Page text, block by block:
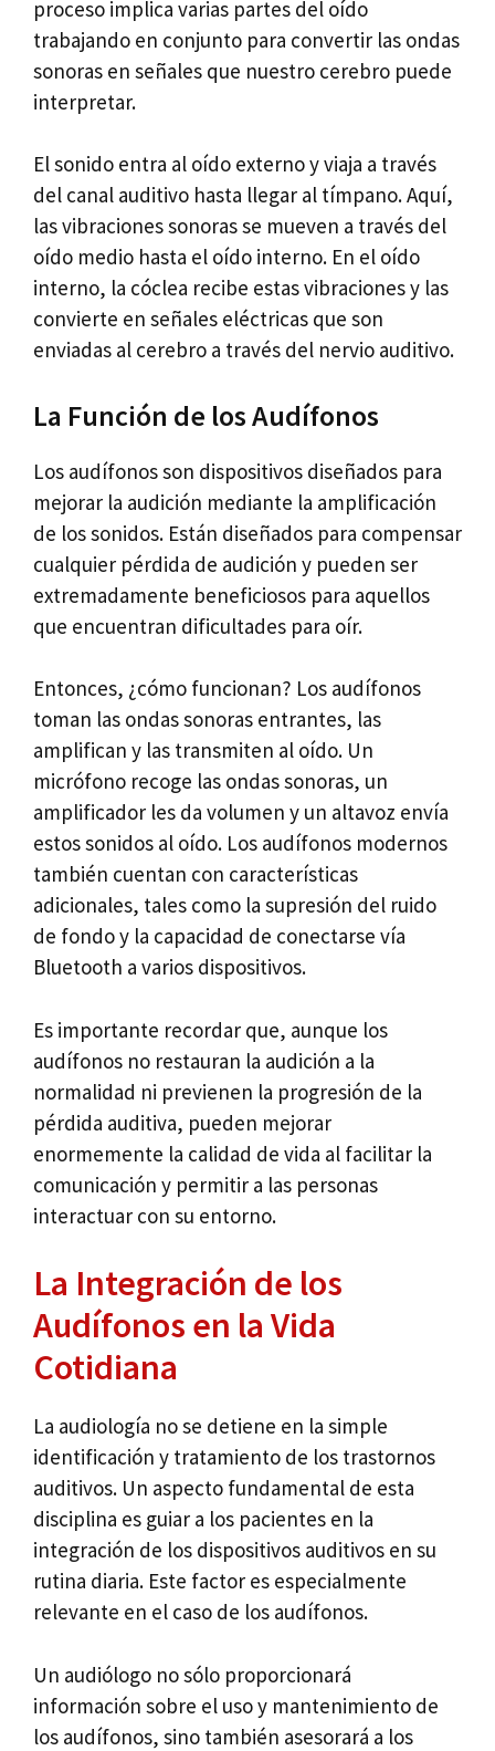
proceso implica varias partes del oído
trabajando en conjunto para convertir las ondas
sonoras en señales que nuestro cerebro puede
interpretar.
El sonido entra al oído externo y viaja a través
del canal auditivo hasta llegar al tímpano. Aquí,
las vibraciones sonoras se mueven a través del
oído medio hasta el oído interno. En el oído
interno, la cóclea recibe estas vibraciones y las
convierte en señales eléctricas que son
enviadas al cerebro a través del nervio auditivo.
La Función de los Audífonos
Los audífonos son dispositivos diseñados para
mejorar la audición mediante la amplificación
de los sonidos. Están diseñados para compensar
cualquier pérdida de audición y pueden ser
extremadamente beneficiosos para aquellos
que encuentran dificultades para oír.
Entonces, ¿cómo funcionan? Los audífonos
toman las ondas sonoras entrantes, las
amplifican y las transmiten al oído. Un
micrófono recoge las ondas sonoras, un
amplificador les da volumen y un altavoz envía
estos sonidos al oído. Los audífonos modernos
también cuentan con características
adicionales, tales como la supresión del ruido
de fondo y la capacidad de conectarse vía
Bluetooth a varios dispositivos.
Es importante recordar que, aunque los
audífonos no restauran la audición a la
normalidad ni previenen la progresión de la
pérdida auditiva, pueden mejorar
enormemente la calidad de vida al facilitar la
comunicación y permitir a las personas
interactuar con su entorno.
La Integración de los
Audífonos en la Vida
Cotidiana
La audiología no se detiene en la simple
identificación y tratamiento de los trastornos
auditivos. Un aspecto fundamental de esta
disciplina es guiar a los pacientes en la
integración de los dispositivos auditivos en su
rutina diaria. Este factor es especialmente
relevante en el caso de los audífonos.
Un audiólogo no sólo proporcionará
información sobre el uso y mantenimiento de
los audífonos, sino también asesorará a los